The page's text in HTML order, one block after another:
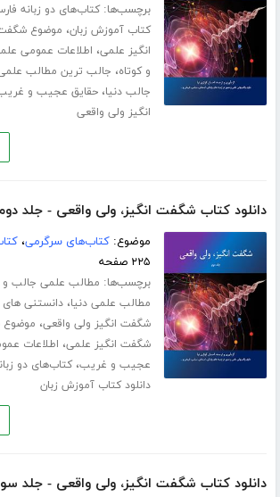
برچسب‌ها:کتاب‌های دو زبانه
کتاب آموزش زبان، موضوع شگفت
انگیز علمی، اطلاعات عمومی
و کوتاه، جالب ترین مطالب علمی
جالب دنیا،حقایق عجیب و
انگیز ولی واقعی
دانلود کتاب شگفت انگیز، ولی واقعی - جلد
موضوع:کتاب‌های سرگرمی،
۲۲۵ صفحه
برچسب‌ها: مطالب علمی جالب و
مطالب علمی دنیا،دانستنی های
شگفت انگیز ولی واقعی، موضوع
شگفت انگیز علمی، اطلاعات
عجیب و غریب،کتاب‌های دو
دانلود کتاب آموزش زبان
دانلود کتاب شگفت انگیز، ولی واقعی - جلد